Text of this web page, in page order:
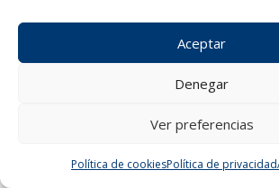
Aceptar
Denegar
Ver preferencias
Política de cookiesPolítica de privacidad
¿Tienes alguna